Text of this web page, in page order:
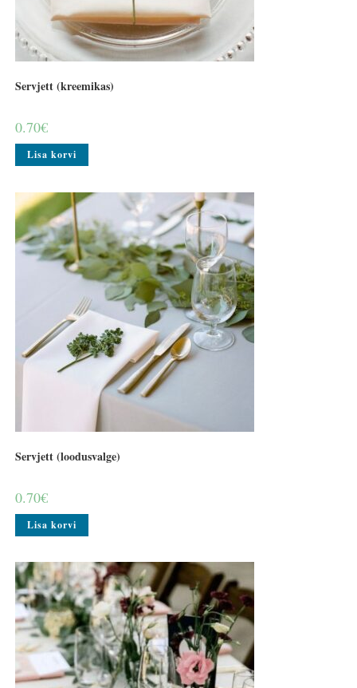
Servjett (kreemikas)
0.70€
Lisa korvi
Servjett (loodusvalge)
0.70€
Lisa korvi